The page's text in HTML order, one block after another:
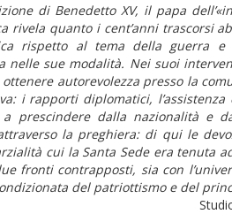
di Benedetto XV, il papa
rivela quanto i cent’anni trascorsi
rispetto al tema della guerra
nelle sue modalità. Nei suoi
autorevolezza presso la
i rapporti diplomatici,
dalla nazionalità e
la preghiera: di qui le
cui la Santa Sede era tenuta
fronti contrapposti, sia con
del patriottismo e del